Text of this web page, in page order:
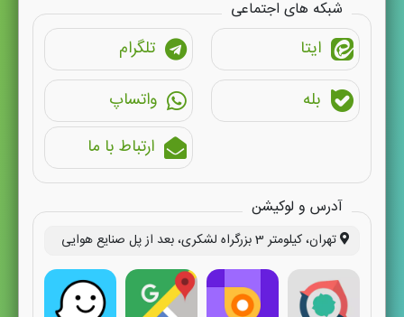
شبکه های اجتماعی
تلگرام
واتساپ
ارتباط با ما
ایتا
بله
آدرس و لوکیشن
تهران، کیلومتر 3 بزرگراه لشکری، بعد از پل صنایع هوایی